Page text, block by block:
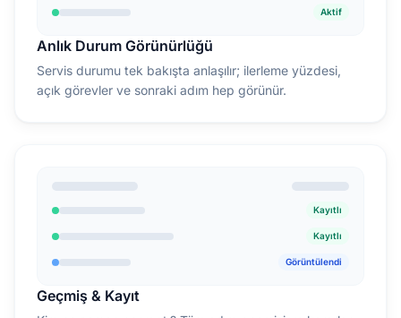
Aktif
Anlık Durum Görünürlüğü
Servis durumu tek bakışta anlaşılır; ilerleme yüzdesi,
açık görevler ve sonraki adım hep görünür.
Kayıtlı
Kayıtlı
Görüntülendi
Geçmiş & Kayıt